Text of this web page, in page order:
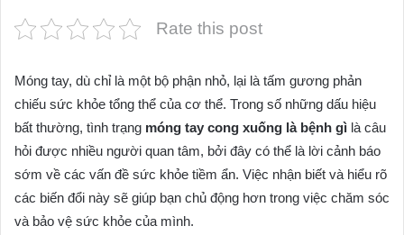
Rate this post
Móng tay, dù chỉ là một bộ phận nhỏ, lại là tấm gương phản
chiếu sức khỏe tổng thể của cơ thể. Trong số những dấu hiệu
bất thường, tình trạng móng tay cong xuống là bệnh gì là câu
hỏi được nhiều người quan tâm, bởi đây có thể là lời cảnh báo
sớm về các vấn đề sức khỏe tiềm ẩn. Việc nhận biết và hiểu rõ
các biến đổi này sẽ giúp bạn chủ động hơn trong việc chăm sóc
và bảo vệ sức khỏe của mình.